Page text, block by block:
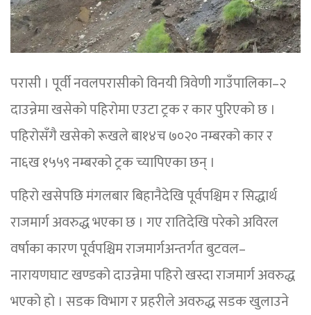
परासी । पूर्वी नवलपरासीको विनयी त्रिवेणी गाउँपालिका–२
दाउन्नेमा खसेको पहिरोमा एउटा ट्रक र कार पुरिएको छ ।
पहिरोसँगै खसेको रूखले बा१४च ७०२० नम्बरको कार र
ना६ख १५५९ नम्बरको ट्रक च्यापिएका छन् ।
पहिरो खसेपछि मंगलबार बिहानैदेखि पूर्वपश्चिम र सिद्धार्थ
राजमार्ग अवरुद्ध भएका छ । गए रातिदेखि परेको अविरल
वर्षाका कारण पूर्वपश्चिम राजमार्गअन्तर्गत बुटवल–
नारायणघाट खण्डको दाउन्नेमा पहिरो खस्दा राजमार्ग अवरुद्ध
भएको हो । सडक विभाग र प्रहरीले अवरुद्ध सडक खुलाउने